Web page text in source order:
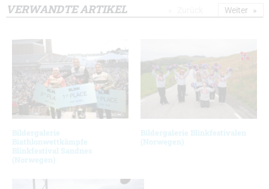
VERWANDTE ARTIKEL
Bildergalerie
Biathlonwettkämpfe
Blinkfestival Sandnes
(Norwegen)
Bildergalerie Blinkfestivalen
(Norwegen)
Weiter